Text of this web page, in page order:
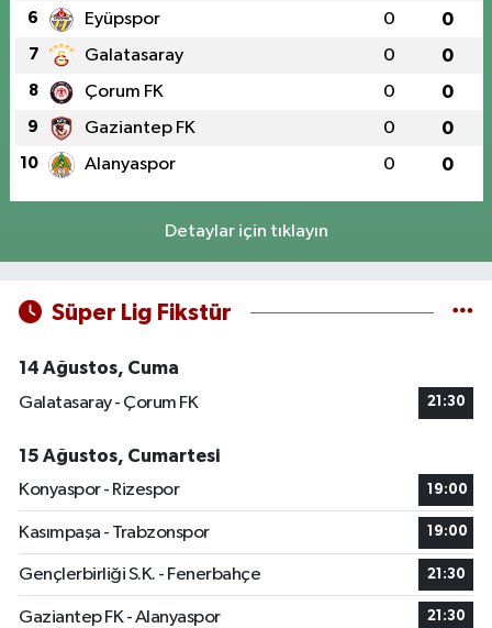
6 Eyüpspor 0 0
7 Galatasaray 0 0
8 Çorum FK 0 0
9 Gaziantep FK 0 0
10 Alanyaspor 0 0
Detaylar için tıklayın
Süper Lig Fikstür
14 Ağustos, Cuma
Galatasaray - Çorum FK
21:30
15 Ağustos, Cumartesi
Konyaspor - Rizespor
19:00
Kasımpaşa - Trabzonspor 19:00
Gençlerbirliği S.K. - Fenerbahçe 21:30
Gaziantep FK - Alanyaspor 21:30